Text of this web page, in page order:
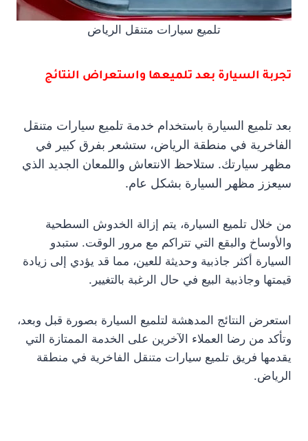
تلميع سيارات متنقل الرياض
تجربة السيارة بعد تلميعها واستعراض النتائج
بعد تلميع السيارة باستخدام خدمة تلميع سيارات متنقل
الفاخرية في منطقة الرياض، ستشعر بفرق كبير في
مظهر سيارتك. ستلاحظ الانتعاش واللمعان الجديد الذي
سيعزز مظهر السيارة بشكل عام.
من خلال تلميع السيارة، يتم إزالة الخدوش السطحية
والأوساخ والبقع التي تتراكم مع مرور الوقت. ستبدو
السيارة أكثر جاذبية وحديثة للعين، مما قد يؤدي إلى زيادة
قيمتها وجاذبية البيع في حال الرغبة بالتغيير.
استعرض النتائج المدهشة لتلميع السيارة بصورة قبل وبعد،
وتأكد من رضا العملاء الآخرين على الخدمة الممتازة التي
يقدمها فريق تلميع سيارات متنقل الفاخرية في منطقة
الرياض.